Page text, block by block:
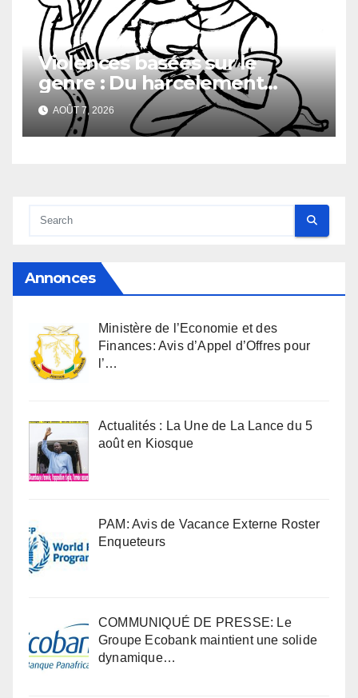
Violences basées sur le
genre : Du harcèlement
sexuel
AOÛT 7, 2026
Annonces
Ministère de l’Economie et des
Finances: Avis d’Appel d’Offres pour
l’…
Actualités : La Une de La Lance du 5
août en Kiosque
PAM: Avis de Vacance Externe Roster
Enqueteurs
COMMUNIQUÉ DE PRESSE: Le
Groupe Ecobank maintient une solide
dynamique…